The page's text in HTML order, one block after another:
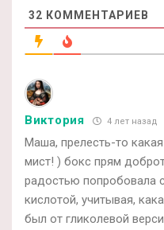
32 КОММЕНТАРИЕВ
Виктория 4 лет назад
Маша, прелесть-то
мист! ) бокс прям
радостью попробовала
кислотой, учитывая,
был от гликолевой